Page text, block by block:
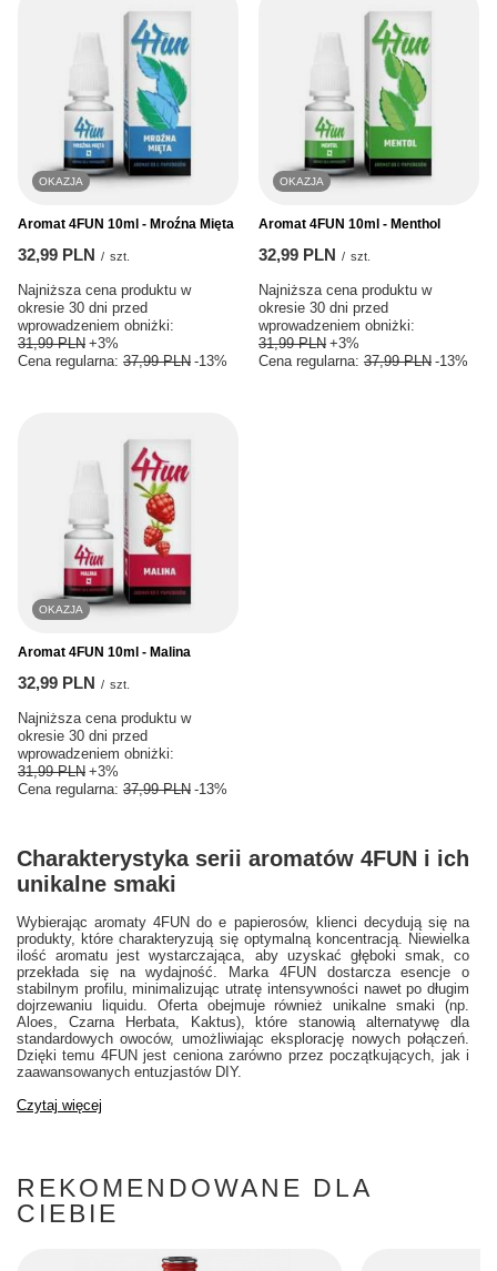
OKAZJA
Aromat 4FUN 10ml - Mroźna Mięta
32,99 PLN / szt.
Najniższa cena produktu w
okresie 30 dni przed
wprowadzeniem obniżki:
31,99 PLN +3%
Cena regularna: 37,99 PLN -13%
OKAZJA
Aromat 4FUN 10ml - Menthol
32,99 PLN / szt.
Najniższa cena produktu w
okresie 30 dni przed
wprowadzeniem obniżki:
31,99 PLN +3%
Cena regularna: 37,99 PLN -13%
OKAZJA
Aromat 4FUN 10ml - Malina
32,99 PLN / szt.
Najniższa cena produktu w
okresie 30 dni przed
wprowadzeniem obniżki:
31,99 PLN +3%
Cena regularna: 37,99 PLN -13%
Charakterystyka serii aromatów 4FUN i ich
unikalne smaki
Wybierając aromaty 4FUN do e papierosów, klienci decydują się na
produkty, które charakteryzują się optymalną koncentracją. Niewielka
ilość aromatu jest wystarczająca, aby uzyskać głęboki smak, co
przekłada się na wydajność. Marka 4FUN dostarcza esencje o
stabilnym profilu, minimalizując utratę intensywności nawet po długim
dojrzewaniu liquidu. Oferta obejmuje również unikalne smaki (np.
Aloes, Czarna Herbata, Kaktus), które stanowią alternatywę dla
standardowych owoców, umożliwiając eksplorację nowych połączeń.
Dzięki temu 4FUN jest ceniona zarówno przez początkujących, jak i
zaawansowanych entuzjastów DIY.
Czytaj więcej
REKOMENDOWANE DLA
CIEBIE